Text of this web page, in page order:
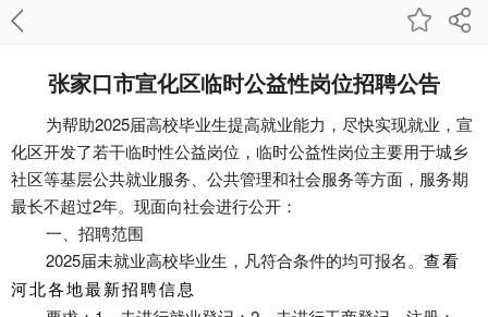
张家口市宣化区临时公益性岗位招聘公告
为帮助2025届高校毕业生提高就业能力，尽快实现就业，宣
化区开发了若干临时性公益岗位，临时公益性岗位主要用于城乡
社区等基层公共就业服务、公共管理和社会服务等方面，服务期
最长不超过2年。现面向社会进行公开：
一、招聘范围
2025届未就业高校毕业生，凡符合条件的均可报名。 查看
河北各地最新招聘信息